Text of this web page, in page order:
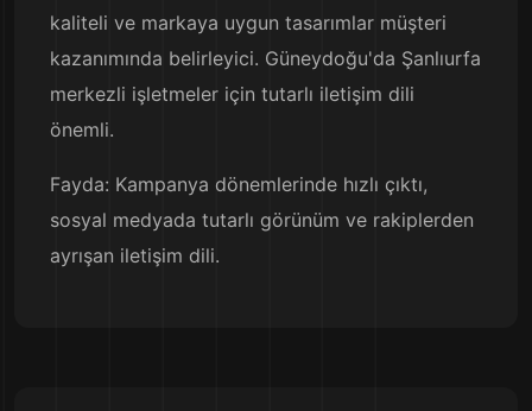
kaliteli ve markaya uygun tasarımlar müşteri
kazanımında belirleyici. Güneydoğu'da Şanlıurfa
merkezli işletmeler için tutarlı iletişim dili
önemli.
Fayda: Kampanya dönemlerinde hızlı çıktı,
sosyal medyada tutarlı görünüm ve rakiplerden
ayrışan iletişim dili.